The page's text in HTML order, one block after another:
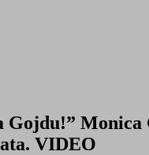
Gojdu!”
VIDEO